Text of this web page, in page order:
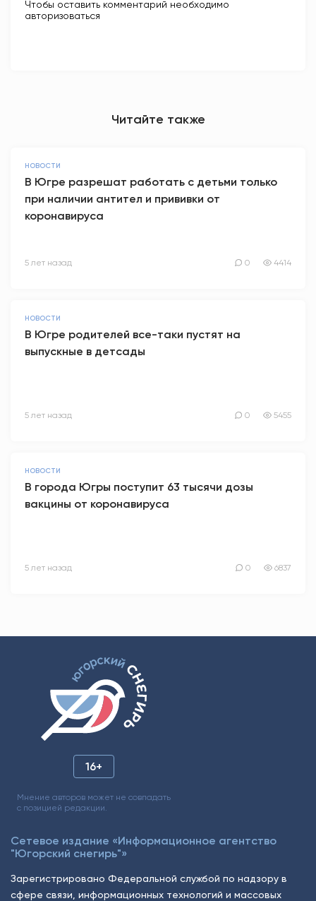
Чтобы оставить комментарий необходимо
авторизоваться
Читайте также
НОВОСТИ
В Югре разрешат работать с детьми только
при наличии антител и прививки от
коронавируса
5 лет назад 0 4414
НОВОСТИ
В Югре родителей все-таки пустят на
выпускные в детсады
5 лет назад 0 5455
НОВОСТИ
В города Югры поступит 63 тысячи дозы
вакцины от коронавируса
5 лет назад 0 6837
16+
Мнение авторов может не совпадать
с позицией редакции.
Сетевое издание «Информационное агентство
"Югорский снегирь"»
Зарегистрировано Федеральной службой по надзору в
сфере связи, информационных технологий и массовых